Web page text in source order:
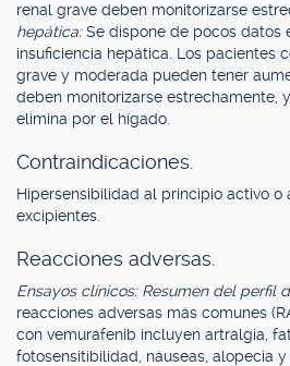
renal grave deben monitorizarse
hepática:Se dispone de pocos datos
insuficiencia hepática. Los pacientes
grave y moderada pueden tener
deben monitorizarse estrechamente,
elimina por el hígado.
Contraindicaciones.
Hipersensibilidad al principio activo o
excipientes.
Reacciones adversas.
Ensayos clínicos: Resumen del perfil
reacciones adversas más comunes
con vemurafenib incluyen artralgia,
fotosensitibilidad, náuseas, alopecia